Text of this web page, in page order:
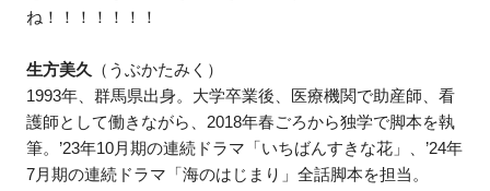
ね！！！！！！！
生方美久
（うぶかたみく）
1993年、群馬県出身。大学卒業後、医療機関で助産師、看
護師として働きながら、2018年春ごろから独学で脚本を執
筆。’23年10月期の連続ドラマ「いちばんすきな花」、’24年
7月期の連続ドラマ「海のはじまり」全話脚本を担当。